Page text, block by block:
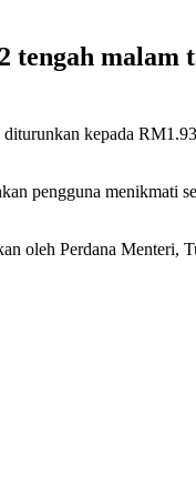
malam
kepada
pengguna menikmati
oleh Perdana Menteri,